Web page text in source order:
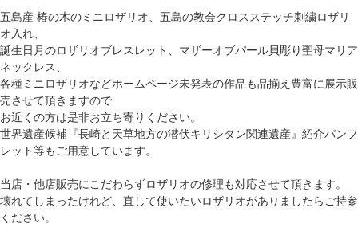
五島産 椿の木のミニロザリオ、五島の教会クロスステッチ刺繍ロザリ
オ入れ、
誕生日月のロザリオブレスレット、マザーオブパール貝彫り聖母マリア
ネックレス、
各種ミニロザリオなどホームページ未発表の作品も品揃え豊富に展示販
売させて頂きますので
お近くの方は是非お立ち寄りください。
世界遺産候補『長崎と天草地方の潜伏キリシタン関連遺産』紹介パンフ
レット等もご用意しています。
当店・他店販売にこだわらずロザリオの修理も対応させて頂きます。
壊れてしまったけれど、直して使いたいロザリオがありましたらご持参
ください。